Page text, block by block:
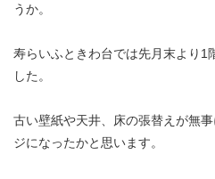
うか。
寿らいふときわ台では先月末より1
した。
古い壁紙や天井、床の張替えが無
ジになったかと思います。